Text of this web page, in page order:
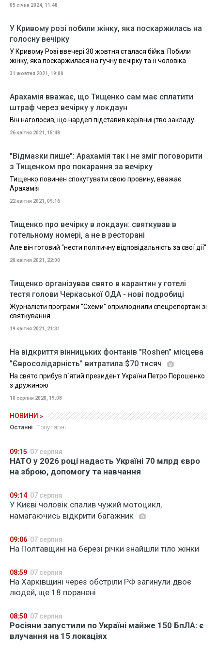
05 січня 2024, 11:48
У Кривому розі побили жінку, яка поскаржилась на
голосну вечірку
У Кривому Розі ввечері 30 жовтня сталася бійка. Побили
жінку, яка поскаржилася на гучну вечірку та її чоловіка
31 жовтня 2021, 19:00
Арахамія вважає, що Тищенко сам має сплатити
штраф через вечірку у локдаун
Він наголосив, що нардеп підставив керівництво закладу
26 квітня 2021, 15:48
"Відмазки пише": Арахамія так і не зміг поговорити
з Тищенком про покарання за вечірку
Тищенко повинен спокутувати свою провину, вважає
Арахамія
22 квітня 2021, 09:16
Тищенко про вечірку в локдаун: святкував в
готельному номері, а не в ресторані
Але він готовий "нести політичну відповідальність за свої дії"
20 квітня 2021, 22:00
Тищенко організував свято в карантин у готелі
тестя голови Черкаської ОДА - нові подробиці
Журналісти програми "Схеми" оприлюднили спецрепортаж зі
святкування
19 квітня 2021, 21:31
На відкриття вінницьких фонтанів "Roshen” місцева
"Євросолідарність" витратила $70 тисяч
На свято прибув п`ятий президент України Петро Порошенко
з дружиною
10 серпня 2020, 19:08
НОВИНИ »
Останні Популярні
09:15 07 серпня
НАТО у 2026 році надасть Україні 70 млрд євро
на зброю, допомогу та навчання
09:14 07 серпня
У Києві чоловік спалив чужий мотоцикл,
намагаючись відкрити багажник
09:06 07 серпня
На Полтавщині на березі річки знайшли тіло жінки
08:59 07 серпня
На Харківщині через обстріли РФ загинули двоє
людей, ще 18 поранені
08:50 07 серпня
Росіяни запустили по Україні майже 150 БпЛА: є
влучання на 15 локаціях